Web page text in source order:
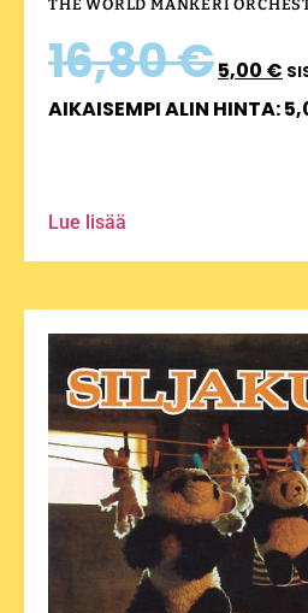
THE WORLD MÄNKERI
16,80€5,00 €
AIKAISEMPI ALIN HINTA:
Lue lisää